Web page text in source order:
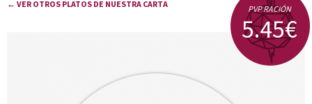
Sanare cocina + nutrición en Almería
← VER OTROS PLATOS DE NUESTRA CARTA PVP RACIÓN
5.45€